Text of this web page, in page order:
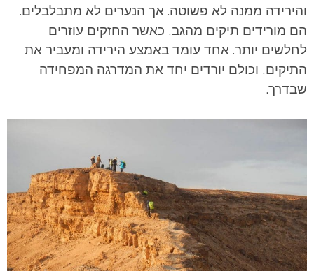
והירידה ממנה לא פשוטה. אך הנערים לא מתבלבלים.
הם מורידים תיקים מהגב, כאשר החזקים עוזרים
לחלשים יותר. אחד עומד באמצע הירידה ומעביר את
התיקים, וכולם יורדים יחד את המדרגה המפחידה
שבדרך.